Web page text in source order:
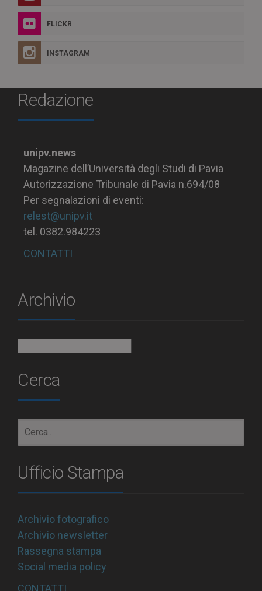
FLICKR
INSTAGRAM
Redazione
unipv.news
Magazine dell’Università degli Studi di Pavia
Autorizzazione Tribunale di Pavia n.694/08
Per segnalazioni di eventi:
relest@unipv.it
tel. 0382.984223
CONTATTI
Archivio
Cerca
Ufficio Stampa
Archivio fotografico
Archivio newsletter
Rassegna stampa
Social media policy